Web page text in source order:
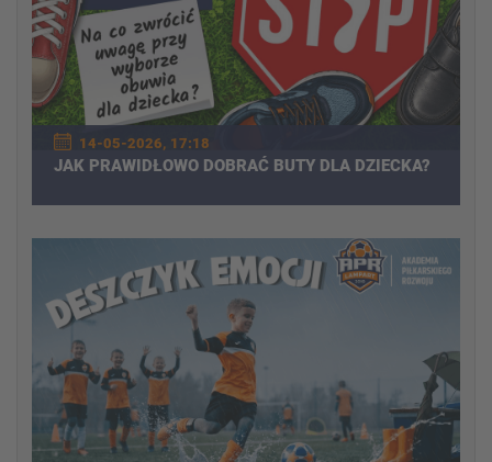
14-05-2026, 17:18
JAK PRAWIDŁOWO DOBRAĆ BUTY DLA DZIECKA?